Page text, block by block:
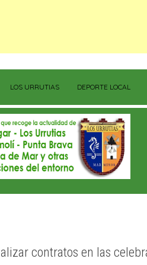
LOS URRUTIAS DEPORTE LOCAL
contratos en las